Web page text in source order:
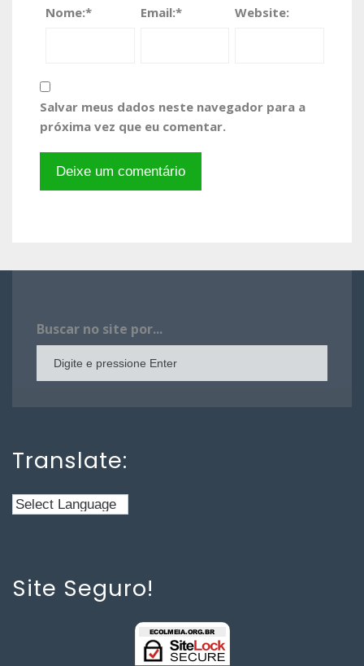
Nome:* Email:* Website:
Salvar meus dados neste navegador para a
próxima vez que eu comentar.
Buscar no site por...
Translate:
Site Seguro!